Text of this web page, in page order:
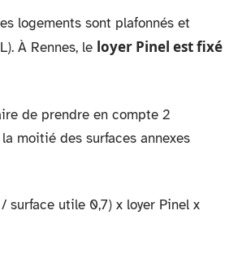
logements sont plafonnés et
À Rennes, le loyer Pinel est fixé
de prendre en compte 2
moitié des surfaces annexes
utile 0,7) x loyer Pinel x